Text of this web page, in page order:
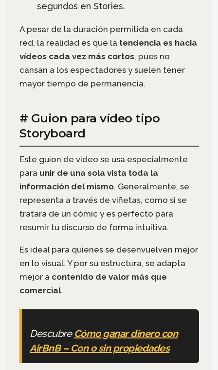
segundos en Stories.
A pesar de la duración permitida en cada
red, la realidad es que la tendencia es hacia
vídeos cada vez más cortos, pues no
cansan a los espectadores y suelen tener
mayor tiempo de permanencia.
# Guion para vídeo tipo
Storyboard
Este guion de video se usa especialmente
para unir de una sola vista toda la
información del mismo. Generalmente, se
representa a través de viñetas, como si se
tratara de un cómic y es perfecto para
resumir tu discurso de forma intuitiva.
Es ideal para quienes se desenvuelven mejor
en lo visual. Y por su estructura, se adapta
mejor a contenido de valor más que
comercial.
Descubre Cómo ganar dinero con
AirBnB – Con o sin propiedades